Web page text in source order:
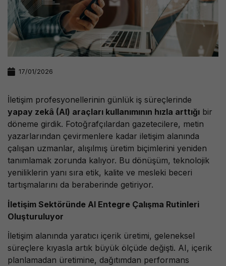
17/01/2026
İletişim profesyonellerinin günlük iş süreçlerinde
yapay zekâ (AI) araçları kullanımının hızla arttığı bir
döneme girdik. Fotoğrafçılardan gazetecilere, metin
yazarlarından çevirmenlere kadar iletişim alanında
çalışan uzmanlar, alışılmış üretim biçimlerini yeniden
tanımlamak zorunda kalıyor. Bu dönüşüm, teknolojik
yeniliklerin yanı sıra etik, kalite ve mesleki beceri
tartışmalarını da beraberinde getiriyor.
İletişim Sektöründe AI Entegre Çalışma Rutinleri
Oluşturuluyor
İletişim alanında yaratıcı içerik üretimi, geleneksel
süreçlere kıyasla artık büyük ölçüde değişti. AI, içerik
planlamadan üretimine, dağıtımdan performans